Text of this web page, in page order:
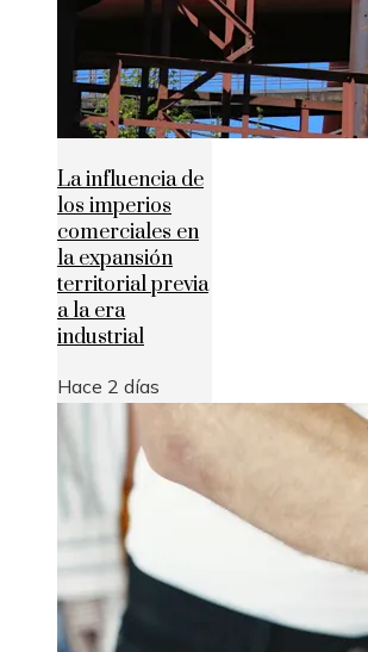
La influencia de
los imperios
comerciales en
la expansión
territorial previa
a la era
industrial
Hace 2 días